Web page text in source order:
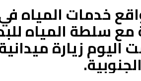
خدمات المياه
مع سلطة المياه
زيارة